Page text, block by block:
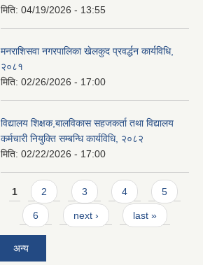
मिति: 04/19/2026 - 13:55
मनराशिसवा नगरपालिका खेलकुद प्रवर्द्धन कार्यविधि,
२०८१
मिति: 02/26/2026 - 17:00
विद्यालय शिक्षक,बालविकास सहजकर्ता तथा विद्यालय
कर्मचारी नियुक्ति सम्बन्धि कार्यविधि, २०८२
मिति: 02/22/2026 - 17:00
Pages
1 2 3 4 5
6 next › last »
अन्य